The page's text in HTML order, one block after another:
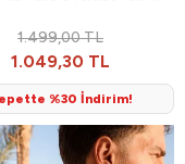
1.499,00 TL
1.049,30 TL
%30 İndirim!